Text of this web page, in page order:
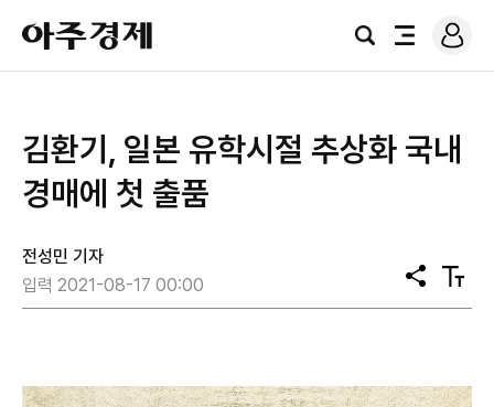
아
주
경
검
전
로
그
김환기, 일본 유학시절 추상화 국내
경매에 첫 출품
전성민 기자
입력 2021-08-17 00:00
공
유
텍
스